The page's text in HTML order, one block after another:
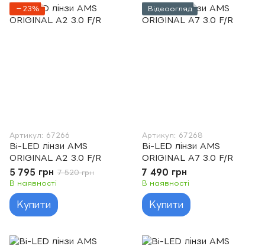
−23%
Артикул: 67266
Bi-LED лінзи AMS
ORIGINAL A2 3.0 F/R
5 795 грн 7 520 грн
В наявності
Купити
Відеоогляд
Артикул: 67268
Bi-LED лінзи AMS
ORIGINAL A7 3.0 F/R
7 490 грн
В наявності
Купити